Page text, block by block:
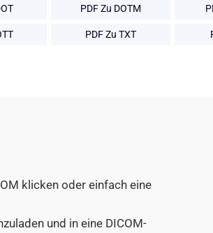
PDF Zu DOTM
PDF Zu TXT
klicken oder einfach eine
und in eine DICOM-